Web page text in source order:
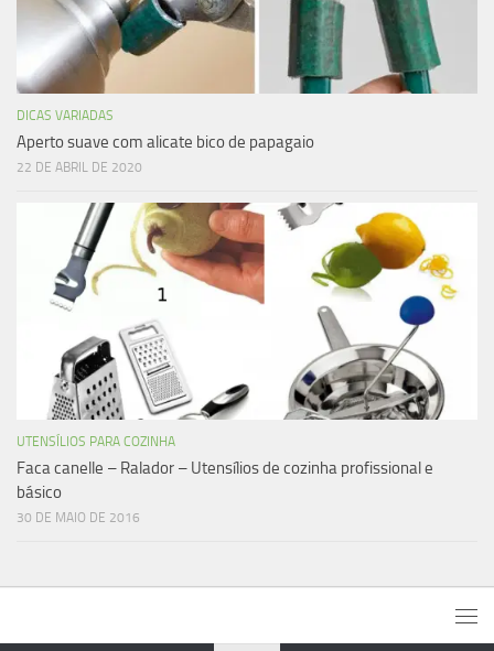
DICAS VARIADAS
Aperto suave com alicate bico de papagaio
22 DE ABRIL DE 2020
UTENSÍLIOS PARA COZINHA
Faca canelle – Ralador – Utensílios de cozinha profissional e
básico
30 DE MAIO DE 2016